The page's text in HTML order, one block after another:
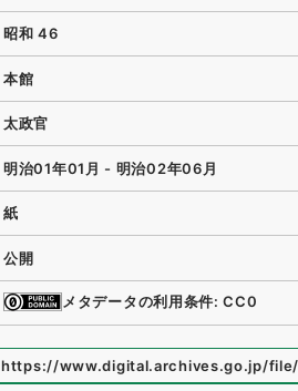
昭和 46
本館
太政官
明治01年01月 - 明治02年06月
紙
公開
メタデータの利用条件: CC0
https://www.digital.archives.go.jp/